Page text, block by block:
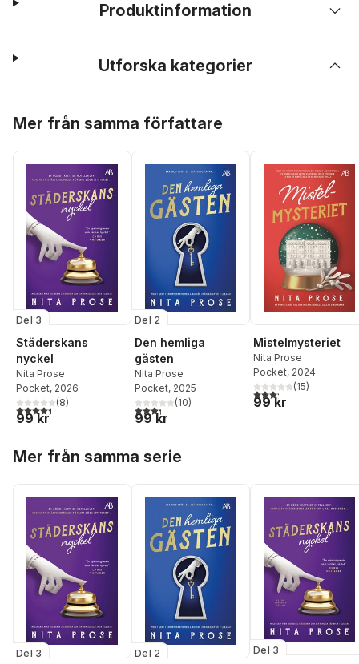
Produktinformation
Utforska kategorier
Mer från samma författare
Del 3
Städerskans
nyckel
Nita Prose
Pocket, 2026
4,4utav 5 stjärnor. Totalt antal röster:
(8)
99 kr
Del 2
Den hemliga
gästen
Nita Prose
Pocket, 2025
3,3utav 5 stjärnor. Totalt antal röster:
(10)
99 kr
Mistelmysteriet
Nita Prose
Pocket, 2024
3,2utav 5 stjärnor.
(15)
99 kr
Mer från samma serie
Del 3 Del 2 Del 3